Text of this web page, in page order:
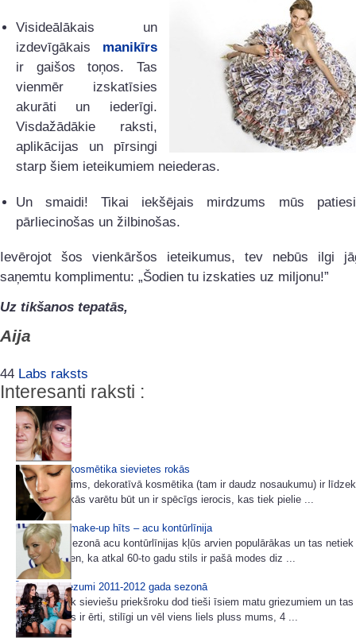
Visideālākais un
izdevīgākais manikīrs
ir gaišos toņos. Tas
vienmēr izskatīsies
akurāti un iederīgi.
Visdažādākie raksti,
aplikācijas un pīrsingi
starp šiem ieteikumiem neiederas.
Un smaidi! Tikai iekšējais mirdzums mūs
pārliecinošas un žilbinošas.
Ievērojot šos vienkāršos ieteikumus, tev nebūs ilgi
saņemtu komplimentu: „Šodien tu izskaties uz miljonu!”
Uz tikšanos tepatās,
Aija
44 Labs raksts
Interesanti raksti :
Dekoratīvā kosmētika sievietes rokās
Make-up, grims, dekoratīvā kosmētika (tam ir daudz nosaukumu) ir
sievietes rokās varētu būt un ir spēcīgs ierocis, kas tiek pielie ...
2012. gada make-up hīts – acu kontūrlīnija
2012.gada sezonā acu kontūrlīnijas kļūs arvien populārākas un tas
tikai ar to vien, ka atkal 60-to gadu stils ir pašā modes diz ...
Īsi matu griezumi 2011-2012 gada sezonā
Arvien vairāk sieviešu priekšroku dod tieši īsiem matu griezumiem un
brīnums. Tas ir ērti, stilīgi un vēl viens liels pluss mums, 4 ...